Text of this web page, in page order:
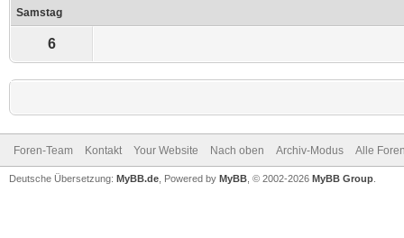
Samstag
6
Foren-Team Kontakt Your Website Nach oben Archiv-Modus Alle
Deutsche Übersetzung: MyBB.de , Powered by MyBB , © 2002-2026 MyBB Group